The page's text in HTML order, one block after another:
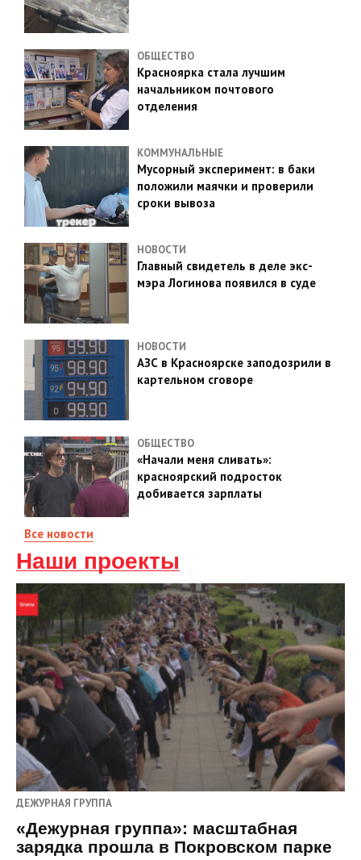
ОБЩЕСТВО
Красноярка стала лучшим
начальником почтового
отделения
КОММУНАЛЬНЫЕ
Мусорный эксперимент: в баки
положили маячки и проверили
сроки вывоза
НОВОСТИ
Главный свидетель в деле экс-
мэра Логинова появился в суде
НОВОСТИ
АЗС в Красноярске заподозрили в
картельном сговоре
ОБЩЕСТВО
«Начали меня сливать»:
красноярский подросток
добивается зарплаты
Все новости
Наши проекты
ДЕЖУРНАЯ ГРУППА
«Дежурная группа»: масштабная
зарядка прошла в Покровском парке